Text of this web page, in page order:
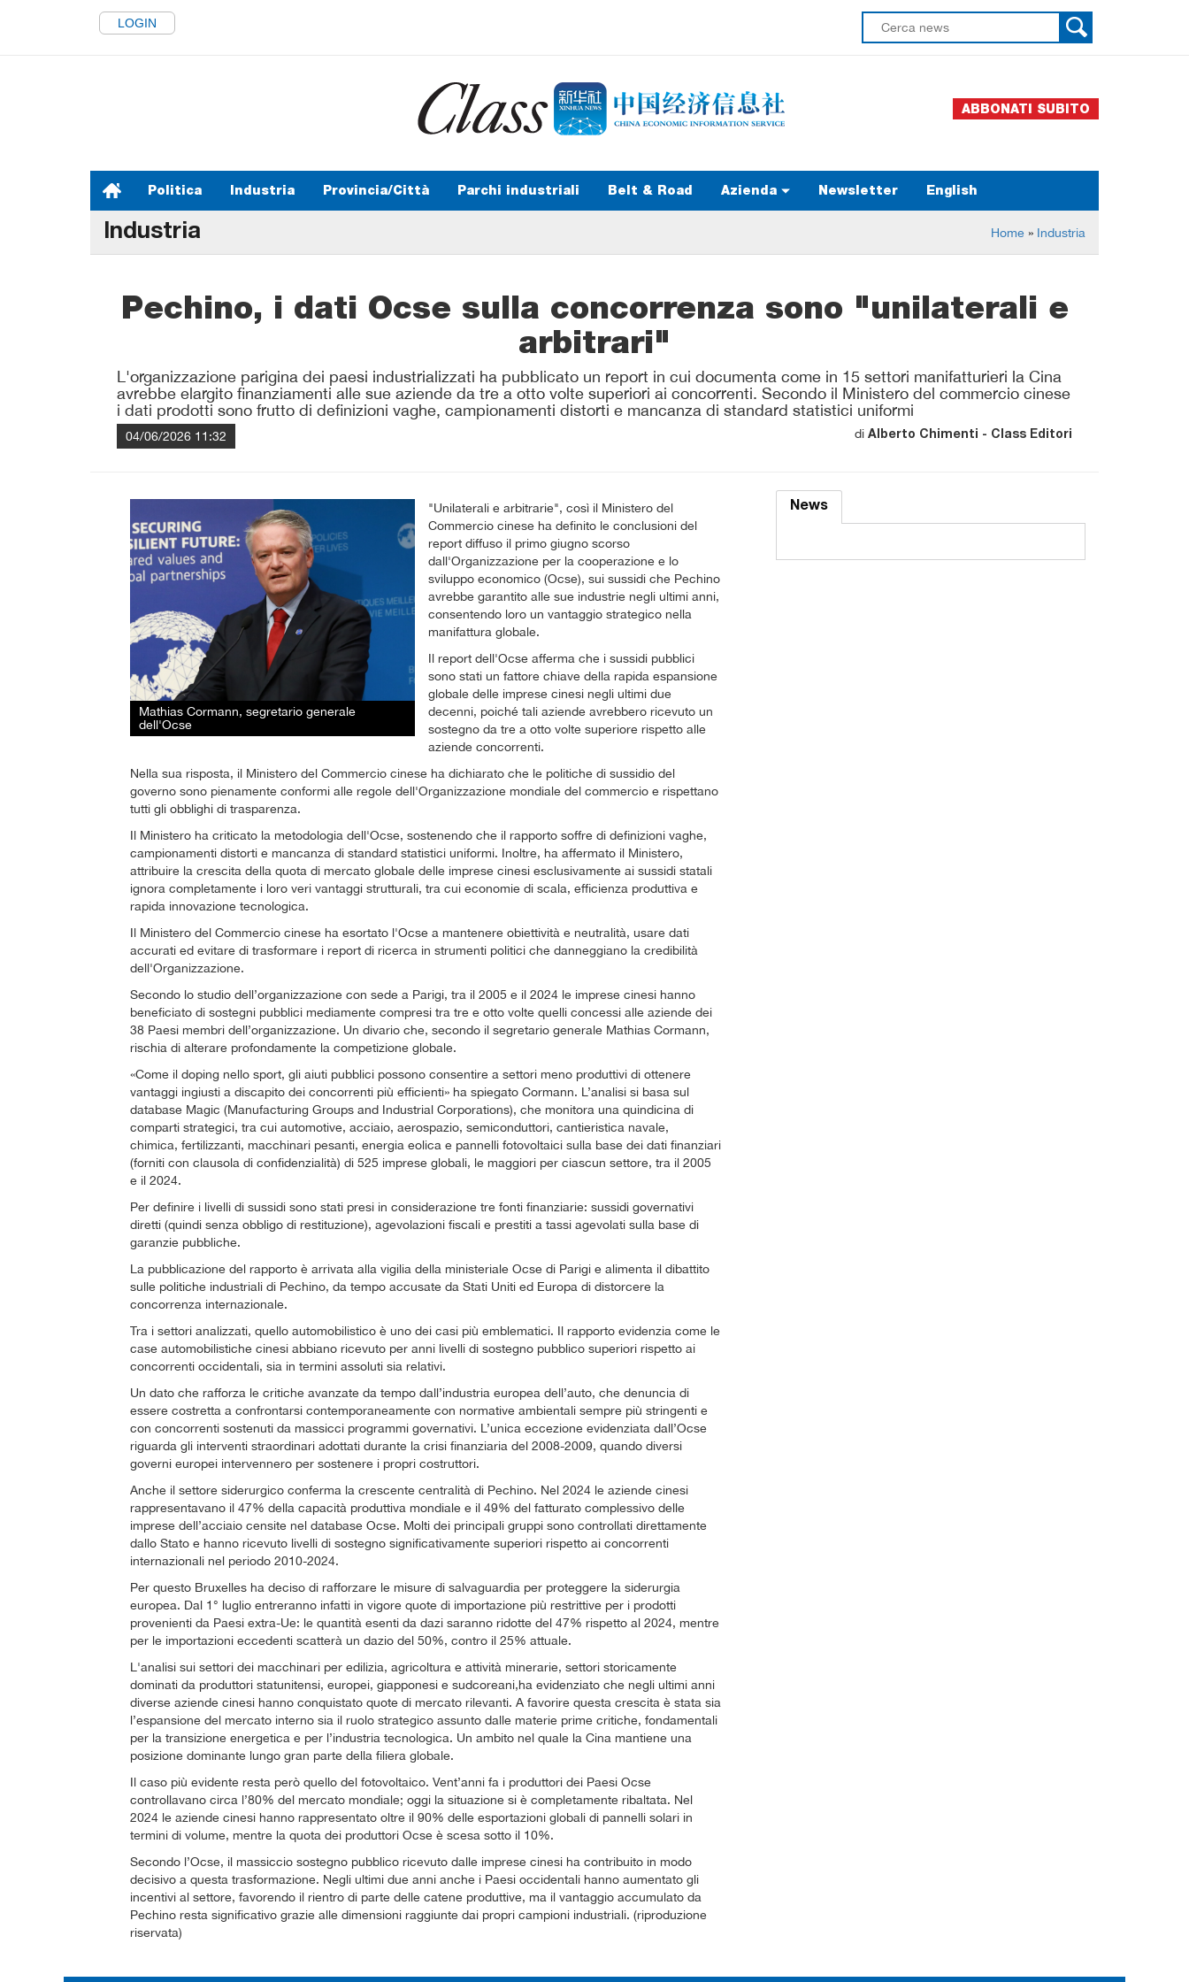
LOGIN
ABBONATI SUBITO
Politica Industria Provincia/Città Parchi industriali Belt & Road Azienda Newsletter English
Industria Home » Industria
Pechino, i dati Ocse sulla concorrenza sono "unilaterali e
arbitrari"
L'organizzazione parigina dei paesi industrializzati ha pubblicato un report in cui documenta come in 15 settori manifatturieri la Cina
avrebbe elargito finanziamenti alle sue aziende da tre a otto volte superiori ai concorrenti. Secondo il Ministero del commercio cinese
i dati prodotti sono frutto di definizioni vaghe, campionamenti distorti e mancanza di standard statistici uniformi
04/06/2026 11:32 di Alberto Chimenti - Class Editori
Mathias Cormann, segretario generale
dell'Ocse
"Unilaterali e arbitrarie", così il Ministero del
Commercio cinese ha definito le conclusioni del
report diffuso il primo giugno scorso
dall'Organizzazione per la cooperazione e lo
sviluppo economico (Ocse), sui sussidi che Pechino
avrebbe garantito alle sue industrie negli ultimi anni,
consentendo loro un vantaggio strategico nella
manifattura globale.
Il report dell'Ocse afferma che i sussidi pubblici
sono stati un fattore chiave della rapida espansione
globale delle imprese cinesi negli ultimi due
decenni, poiché tali aziende avrebbero ricevuto un
sostegno da tre a otto volte superiore rispetto alle
aziende concorrenti.
Nella sua risposta, il Ministero del Commercio cinese ha dichiarato che le politiche di sussidio del
governo sono pienamente conformi alle regole dell'Organizzazione mondiale del commercio e rispettano
tutti gli obblighi di trasparenza.
Il Ministero ha criticato la metodologia dell'Ocse, sostenendo che il rapporto soffre di definizioni vaghe,
campionamenti distorti e mancanza di standard statistici uniformi. Inoltre, ha affermato il Ministero,
attribuire la crescita della quota di mercato globale delle imprese cinesi esclusivamente ai sussidi statali
ignora completamente i loro veri vantaggi strutturali, tra cui economie di scala, efficienza produttiva e
rapida innovazione tecnologica.
Il Ministero del Commercio cinese ha esortato l'Ocse a mantenere obiettività e neutralità, usare dati
accurati ed evitare di trasformare i report di ricerca in strumenti politici che danneggiano la credibilità
dell'Organizzazione.
Secondo lo studio dell’organizzazione con sede a Parigi, tra il 2005 e il 2024 le imprese cinesi hanno
beneficiato di sostegni pubblici mediamente compresi tra tre e otto volte quelli concessi alle aziende dei
38 Paesi membri dell’organizzazione. Un divario che, secondo il segretario generale Mathias Cormann,
rischia di alterare profondamente la competizione globale.
«Come il doping nello sport, gli aiuti pubblici possono consentire a settori meno produttivi di ottenere
vantaggi ingiusti a discapito dei concorrenti più efficienti» ha spiegato Cormann. L’analisi si basa sul
database Magic (Manufacturing Groups and Industrial Corporations), che monitora una quindicina di
comparti strategici, tra cui automotive, acciaio, aerospazio, semiconduttori, cantieristica navale,
chimica, fertilizzanti, macchinari pesanti, energia eolica e pannelli fotovoltaici sulla base dei dati finanziari
(forniti con clausola di confidenzialità) di 525 imprese globali, le maggiori per ciascun settore, tra il 2005
e il 2024.
Per definire i livelli di sussidi sono stati presi in considerazione tre fonti finanziarie: sussidi governativi
diretti (quindi senza obbligo di restituzione), agevolazioni fiscali e prestiti a tassi agevolati sulla base di
garanzie pubbliche.
La pubblicazione del rapporto è arrivata alla vigilia della ministeriale Ocse di Parigi e alimenta il dibattito
sulle politiche industriali di Pechino, da tempo accusate da Stati Uniti ed Europa di distorcere la
concorrenza internazionale.
Tra i settori analizzati, quello automobilistico è uno dei casi più emblematici. Il rapporto evidenzia come le
case automobilistiche cinesi abbiano ricevuto per anni livelli di sostegno pubblico superiori rispetto ai
concorrenti occidentali, sia in termini assoluti sia relativi.
Un dato che rafforza le critiche avanzate da tempo dall’industria europea dell’auto, che denuncia di
essere costretta a confrontarsi contemporaneamente con normative ambientali sempre più stringenti e
con concorrenti sostenuti da massicci programmi governativi. L’unica eccezione evidenziata dall’Ocse
riguarda gli interventi straordinari adottati durante la crisi finanziaria del 2008-2009, quando diversi
governi europei intervennero per sostenere i propri costruttori.
Anche il settore siderurgico conferma la crescente centralità di Pechino. Nel 2024 le aziende cinesi
rappresentavano il 47% della capacità produttiva mondiale e il 49% del fatturato complessivo delle
imprese dell’acciaio censite nel database Ocse. Molti dei principali gruppi sono controllati direttamente
dallo Stato e hanno ricevuto livelli di sostegno significativamente superiori rispetto ai concorrenti
internazionali nel periodo 2010-2024.
Per questo Bruxelles ha deciso di rafforzare le misure di salvaguardia per proteggere la siderurgia
europea. Dal 1° luglio entreranno infatti in vigore quote di importazione più restrittive per i prodotti
provenienti da Paesi extra-Ue: le quantità esenti da dazi saranno ridotte del 47% rispetto al 2024, mentre
per le importazioni eccedenti scatterà un dazio del 50%, contro il 25% attuale.
L'analisi sui settori dei macchinari per edilizia, agricoltura e attività minerarie, settori storicamente
dominati da produttori statunitensi, europei, giapponesi e sudcoreani,ha evidenziato che negli ultimi anni
diverse aziende cinesi hanno conquistato quote di mercato rilevanti. A favorire questa crescita è stata sia
l’espansione del mercato interno sia il ruolo strategico assunto dalle materie prime critiche, fondamentali
per la transizione energetica e per l’industria tecnologica. Un ambito nel quale la Cina mantiene una
posizione dominante lungo gran parte della filiera globale.
Il caso più evidente resta però quello del fotovoltaico. Vent’anni fa i produttori dei Paesi Ocse
controllavano circa l’80% del mercato mondiale; oggi la situazione si è completamente ribaltata. Nel
2024 le aziende cinesi hanno rappresentato oltre il 90% delle esportazioni globali di pannelli solari in
termini di volume, mentre la quota dei produttori Ocse è scesa sotto il 10%.
Secondo l’Ocse, il massiccio sostegno pubblico ricevuto dalle imprese cinesi ha contribuito in modo
decisivo a questa trasformazione. Negli ultimi due anni anche i Paesi occidentali hanno aumentato gli
incentivi al settore, favorendo il rientro di parte delle catene produttive, ma il vantaggio accumulato da
Pechino resta significativo grazie alle dimensioni raggiunte dai propri campioni industriali. (riproduzione
riservata)
News